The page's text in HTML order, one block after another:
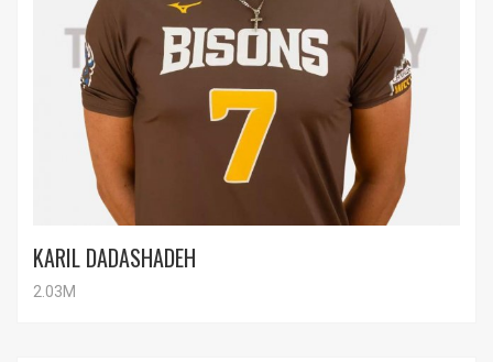
KARIL DADASHADEH
2.03M